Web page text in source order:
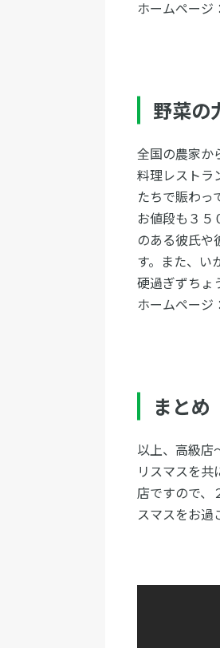
ホームペー
野菜
全国の農家か
料理レストラ
たちで賑わっ
お値段も３５
のある彼氏や
す。また、い
硬過ぎずちょ
ホームペー
まとめ
以上、高級店
リスマスを
店ですので、
スマスをお過